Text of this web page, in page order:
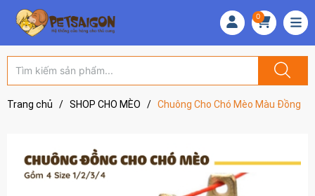
0
Trang chủ / SHOP CHO MÈO / Chuông Cho Chó Mèo Màu Đồng